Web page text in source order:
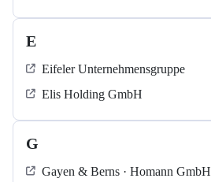
E
Eifeler Unternehmensgruppe
Elis Holding GmbH
G
Gayen & Berns · Homann GmbH